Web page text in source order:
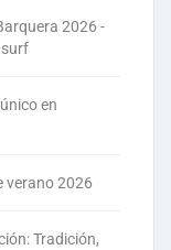
2026 -
surf
en
verano 2026
Tradición,